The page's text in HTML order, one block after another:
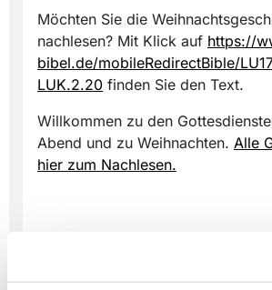
Möchten Sie die
nachlesen? Mit Klick auf https://
bibel.de/mobileRedirectBible/
LUK.2.20 finden Sie den Text.
Willkommen zu den
Abend und zu Weihnachten. Alle
hier zum Nachlesen.